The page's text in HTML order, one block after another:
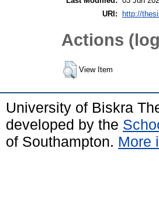
URI:
http://
Actions
View Item
University of Biskra
developed by the
of Southampton. More